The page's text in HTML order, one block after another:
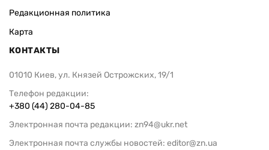
Редакционная политика
Карта
КОНТАКТЫ
01010 Киев, ул. Князей Острожских, 19/1
Телефон редакции:
+380 (44) 280-04-85
Электронная почта редакции: zn94@ukr.net
Электронная почта службы новостей: editor@zn.ua